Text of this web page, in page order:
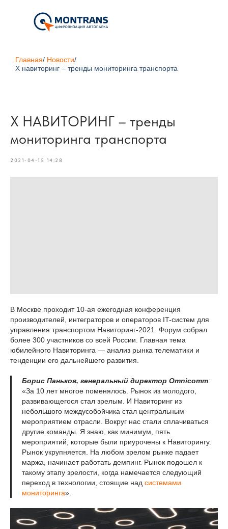
Главная/ Новости/
X навиторинг – тренды мониторинга транспорта
X НАВИТОРИНГ – тренды
мониторинга транспорта
2021-04-15 14:28
В Москве проходит 10-ая ежегодная конференция
производителей, интеграторов и операторов IT-систем для
управления транспортом Навиторинг-2021. Форум собрал
более 300 участников со всей России. Главная тема
юбилейного Навиторинга — анализ рынка телематики и
тенденции его дальнейшего развития.
Борис Паньков, генеральный директор Omnicomm:
«За 10 лет многое поменялось. Рынок из молодого,
развивающегося стал зрелым. И Навиторинг из
небольшого междусобойчика стал центральным
мероприятием отрасли. Вокруг нас стали сплачиваться
другие команды. Я знаю, как минимум, пять
мероприятий, которые были приурочены к Навиторингу.
Рынок укрупняется. На любом зрелом рынке падает
маржа, начинает работать демпинг. Рынок подошел к
такому этапу зрелости, когда намечается следующий
переход в технологии, стоящие над системами
мониторинга».